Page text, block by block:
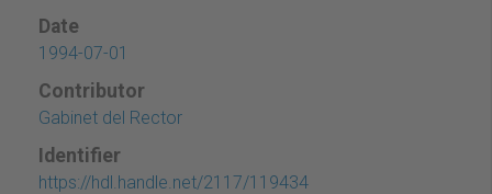
Date
1994-07-01
Contributor
Gabinet del Rector
Identifier
https://hdl.handle.net/2117/119434